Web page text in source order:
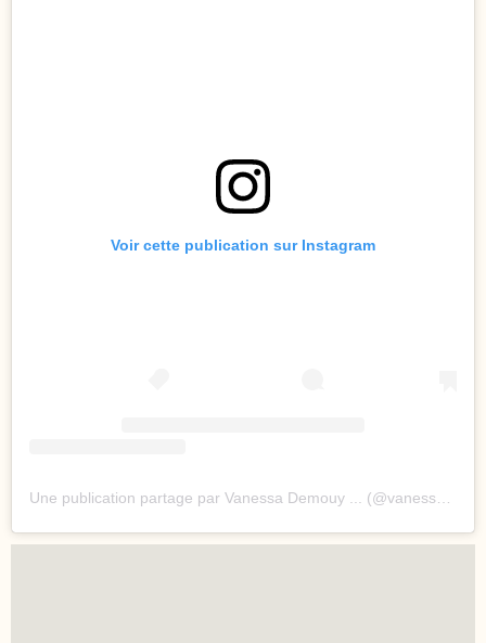
Voir cette publication sur Instagram